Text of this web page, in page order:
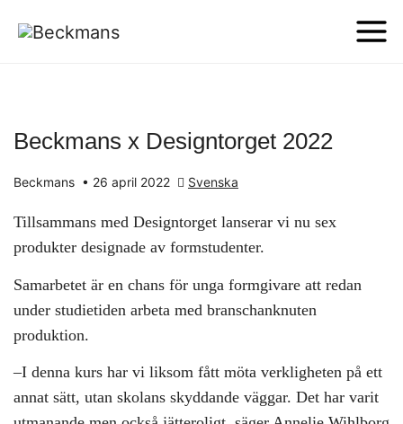
Beckmans x Designtorget 2022
Beckmans • 26 april 2022 Svenska
Tillsammans med Designtorget lanserar vi nu sex
produkter designade av formstudenter.
Samarbetet är en chans för unga formgivare att redan
under studietiden arbeta med branschanknuten
produktion.
–I denna kurs har vi liksom fått möta verkligheten på ett
annat sätt, utan skolans skyddande väggar. Det har varit